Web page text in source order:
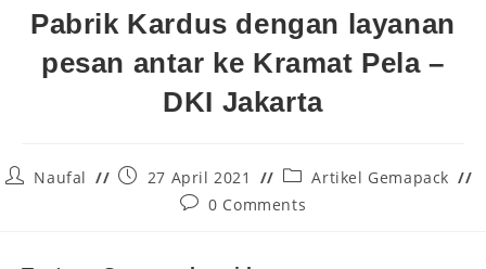
Pabrik Kardus dengan layanan
pesan antar ke Kramat Pela –
DKI Jakarta
Naufal 27 April 2021
Artikel Gemapack
0 Comments